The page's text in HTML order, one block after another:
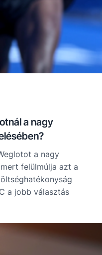
a nagy
a nagy
felülmúlja azt a
a jobb választás